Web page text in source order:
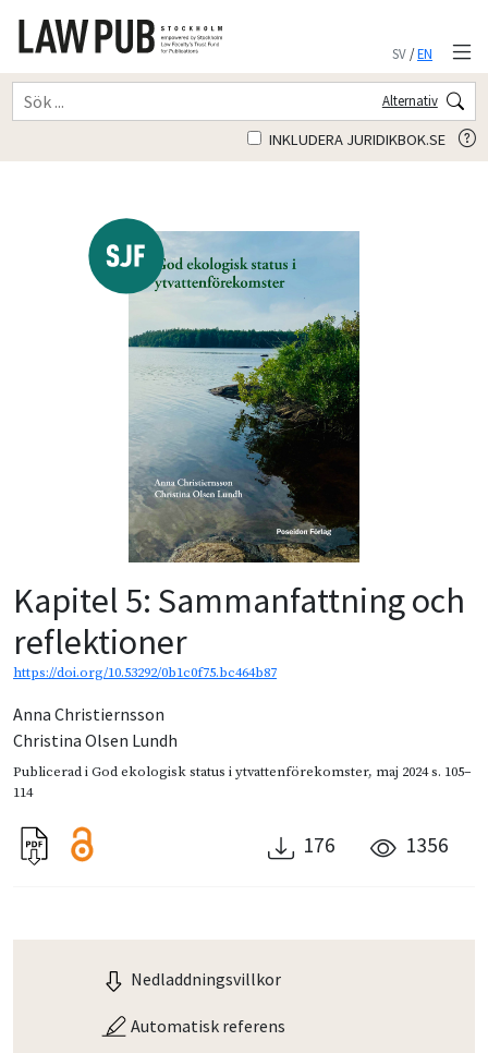
SV/EN
Alternativ
INKLUDERA JURIDIKBOK.SE
Kapitel 5: Sammanfattning och
reflektioner
https://doi.org/10.53292/0b1c0f75.bc464b87
Anna Christiernsson
Christina Olsen Lundh
Publicerad iGod ekologisk status i ytvattenförekomster, maj 2024s. 105–
114
176 1356
Nedladdningsvillkor
Automatisk referens